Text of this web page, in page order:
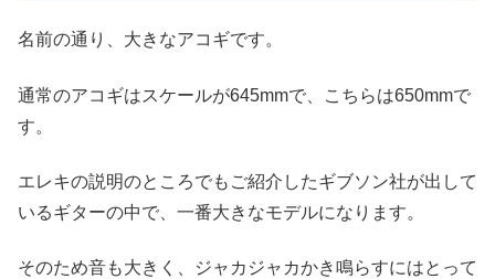
名前の通り、大きなアコギです。
通常のアコギはスケールが645mmで、こちらは650mmで
す。
エレキの説明のところでもご紹介したギブソン社が出して
いるギターの中で、一番大きなモデルになります。
そのため音も大きく、ジャカジャカかき鳴らすにはとって